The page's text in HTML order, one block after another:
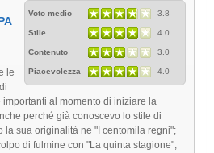
Voto medio 3.8
Stile 4.0
Contenuto 3.0
Piacevolezza 4.0
le
al momento di iniziare la
perché già conoscevo lo stile di
la sua originalità ne "I centomila regni";
di fulmine con "La quinta stagione",